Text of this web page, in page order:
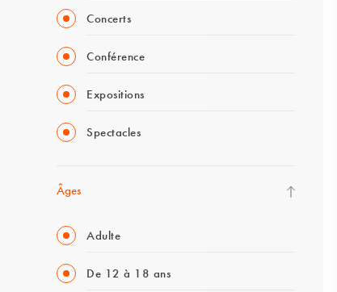
Concerts
Conférence
Expositions
Spectacles
Âges
Adulte
De 12 à 18 ans